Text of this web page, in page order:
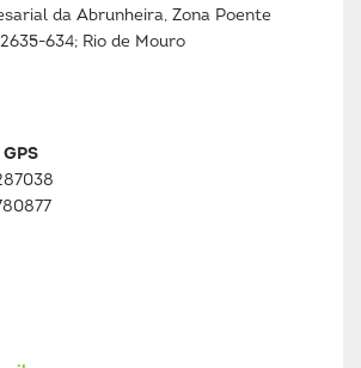
da Abrunheira, Zona Poente
634; Rio de Mouro